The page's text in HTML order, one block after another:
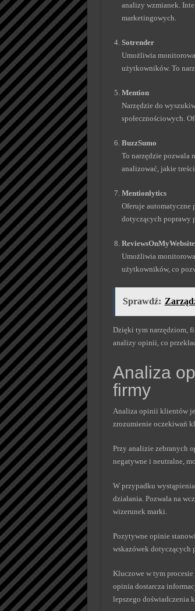
analizy wzmianek.
marketingowych.
Sotrender
Umożliwia
użytkowników. To
Mention
Narzędzie do
społecznościowych.
BuzzSumo
To narzędzie pozwala
analizować, jakie
Mentionlytics
Oferuje automatyczne
dotyczących poprawy
ReviewsOnMyWebsite
Umożliwia
użytkowników, co
Sprawdź:
Dzięki tym narzędziom,
analizy opinii, co
Analiza
firmy
Analiza opinii klientów
zrozumienie oczekiwań
Przy analizie zebranych
negatywne i neutralne,
W przypadku
działania. Pozwala na
wizerunek marki.
Pozytywne opinie
wskazówek dotyczących
Kluczowe w tym
opinia dostarcza
lepszego doświadczenia